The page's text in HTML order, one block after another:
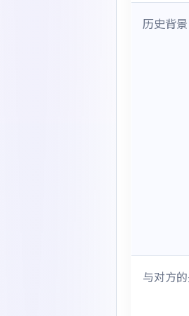
历史背景
与对方